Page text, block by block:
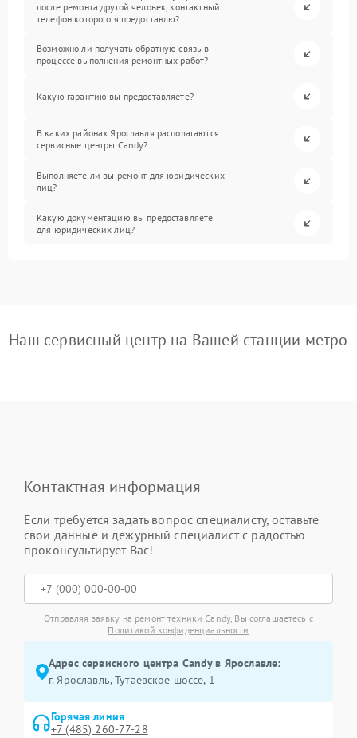
после ремонта другой человек, контактный
телефон которого я предоставлю?
Возможно ли получать обратную связь в
процессе выполнения ремонтных работ?
Какую гарантию вы предоставляете?
В каких районах Ярославля располагаются
сервисные центры Candy?
Выполняете ли вы ремонт для юридических
лиц?
Какую документацию вы предоставляете
для юридических лиц?
Наш сервисный центр на Вашей станции метро
Контактная информация
Если требуется задать вопрос специалисту, оставьте
свои данные и дежурный специалист с радостью
проконсультирует Вас!
Отправляя заявку на ремонт техники Candy, Вы соглашаетесь с
Политикой конфиденциальности
Адрес сервисного центра Candy в Ярославле:
г. Ярославль, Тутаевское шоссе, 1
Горячая линия
+7 (485) 260-77-28